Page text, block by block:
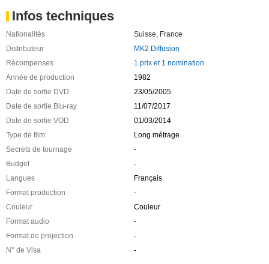
Infos techniques
Nationalités Suisse France
Distributeur
MK2 Diffusion
Récompenses
1 prix et 1 nomination
Année de production
1982
Date de sortie DVD
23/05/2005
Date de sortie Blu-ray
11/07/2017
Date de sortie VOD
01/03/2014
Type de film
Long métrage
Secrets de tournage
-
Budget
-
Langues
Français
Format production
-
Couleur
Couleur
Format audio
-
Format de projection
-
N° de Visa
-